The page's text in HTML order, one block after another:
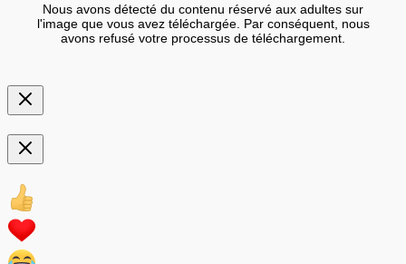
Nous avons détecté du contenu réservé aux adultes sur
l'image que vous avez téléchargée. Par conséquent, nous
avons refusé votre processus de téléchargement.